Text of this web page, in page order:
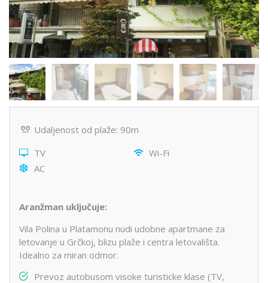
Udaljenost od plaže: 90m
TV
Wi-Fi
AC
Aranžman uključuje:
Vila Polina u Platamonu nudi udobne apartmane za
letovanje u Grčkoj, blizu plaže i centra letovališta.
Idealno za miran odmor.
Prevoz autobusom visoke turisticke klase (TV,